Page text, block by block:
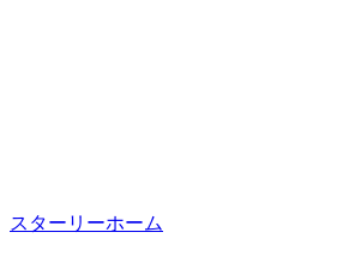
スターリーホーム